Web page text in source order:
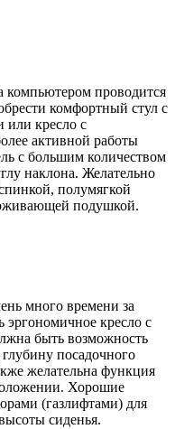
компьютером проводится
комфортный стул с
или кресло с
активной работы
с большим количеством
наклона. Желательно
полумягкой
подушкой.
много времени за
кресло с
быть возможность
посадочного
желательна функция
Хорошие
(газлифтами) для
сиденья.